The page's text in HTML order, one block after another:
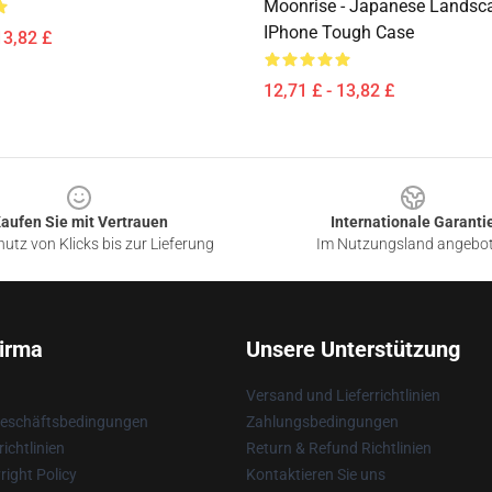
£
Moonrise - Japanese
IPhone Tough Case
12,71 £ - 13,82 £
Sie mit Vertrauen
von Klicks bis zur Lieferung
Internationale
Im Nutzungsland
Policy
Unsere Unterstützung
Versand und Lieferrichtlinien
Zahlungsbedingungen
Return & Refund Richtlinien
Kontaktieren Sie uns